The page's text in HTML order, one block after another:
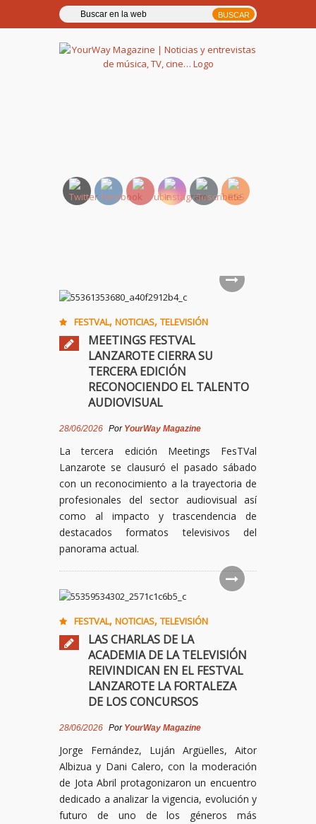
FESTVAL, NOTICIAS, TELEVISIÓN
MEETINGS FESTVAL
LANZAROTE CIERRA SU
TERCERA EDICIÓN
RECONOCIENDO EL TALENTO
AUDIOVISUAL
28/06/2026 Por YourWay Magazine
La tercera edición Meetings FesTVal
Lanzarote se clausuró el pasado sábado
con un reconocimiento a la trayectoria de
profesionales del sector audiovisual así
como al impacto y trascendencia de
destacados formatos televisivos del
panorama actual.
FESTVAL, NOTICIAS, TELEVISIÓN
LAS CHARLAS DE LA
ACADEMIA DE LA TELEVISIÓN
REIVINDICAN EN EL FESTVAL
LANZAROTE LA FORTALEZA
DE LOS CONCURSOS
28/06/2026 Por YourWay Magazine
Jorge Fernández, Luján Argüelles, Aitor
Albizua y Dani Calero, con la moderación
de Jota Abril protagonizaron un encuentro
dedicado a analizar la vigencia, evolución y
futuro de uno de los géneros más